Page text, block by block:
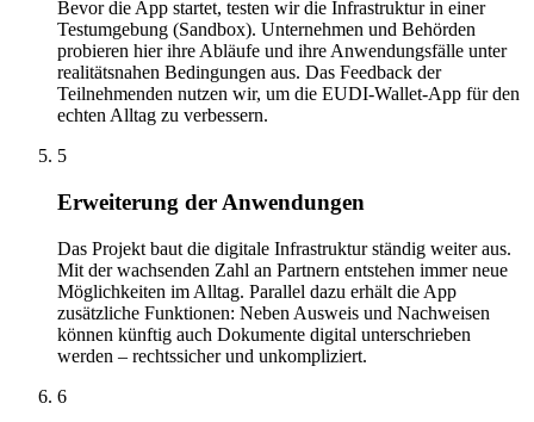
Bevor die App startet, testen wir die Infrastruktur in einer
Testumgebung (Sandbox). Unternehmen und Behörden
probieren hier ihre Abläufe und ihre Anwendungsfälle unter
realitätsnahen Bedingungen aus. Das Feedback der
Teilnehmenden nutzen wir, um die EUDI-Wallet-App für den
echten Alltag zu verbessern.
5
Erweiterung der Anwendungen
Das Projekt baut die digitale Infrastruktur ständig weiter aus.
Mit der wachsenden Zahl an Partnern entstehen immer neue
Möglichkeiten im Alltag. Parallel dazu erhält die App
zusätzliche Funktionen: Neben Ausweis und Nachweisen
können künftig auch Dokumente digital unterschrieben
werden – rechtssicher und unkompliziert.
6